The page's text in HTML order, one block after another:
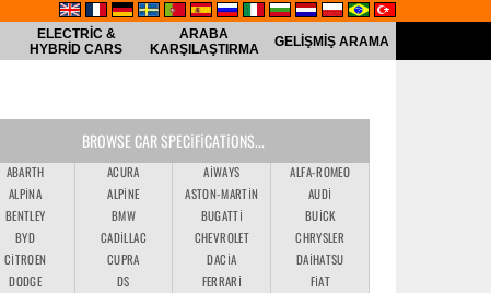
ELECTRIC &
HYBRID CARS
ARABA
KARŞILAŞTIRMA
GELIŞMIŞ ARAMA
BROWSE CAR SPECIFICATIONS...
ABARTH ACURA AIWAYS
ALFA-ROMEO
ALPINA
ALPINE ASTON-MARTIN
AUDI
BENTLEY
BMW BUGATTI
BUICK
BYD
CADILLAC CHEVROLET
CHRYSLER
CITROEN
CUPRA DACIA
DAIHATSU
DODGE
DS FERRARI
FIAT